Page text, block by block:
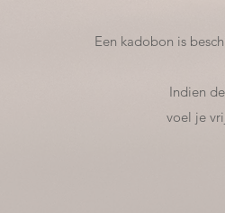
Een kadobon is
Indien
voel je